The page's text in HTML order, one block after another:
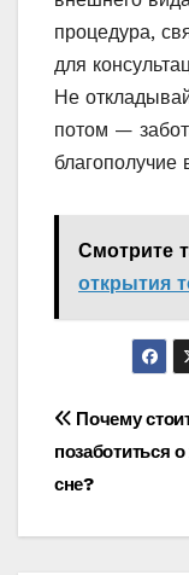
процедура,
для
Не
потом —
благополучие
Смотрите
открытия
по
Почему
позаботиться
сне?